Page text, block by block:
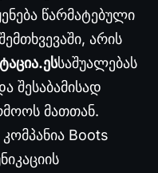
წარმატებული
არის
ესსაშუალებას
შესაბამისად
მათთან.
Boots